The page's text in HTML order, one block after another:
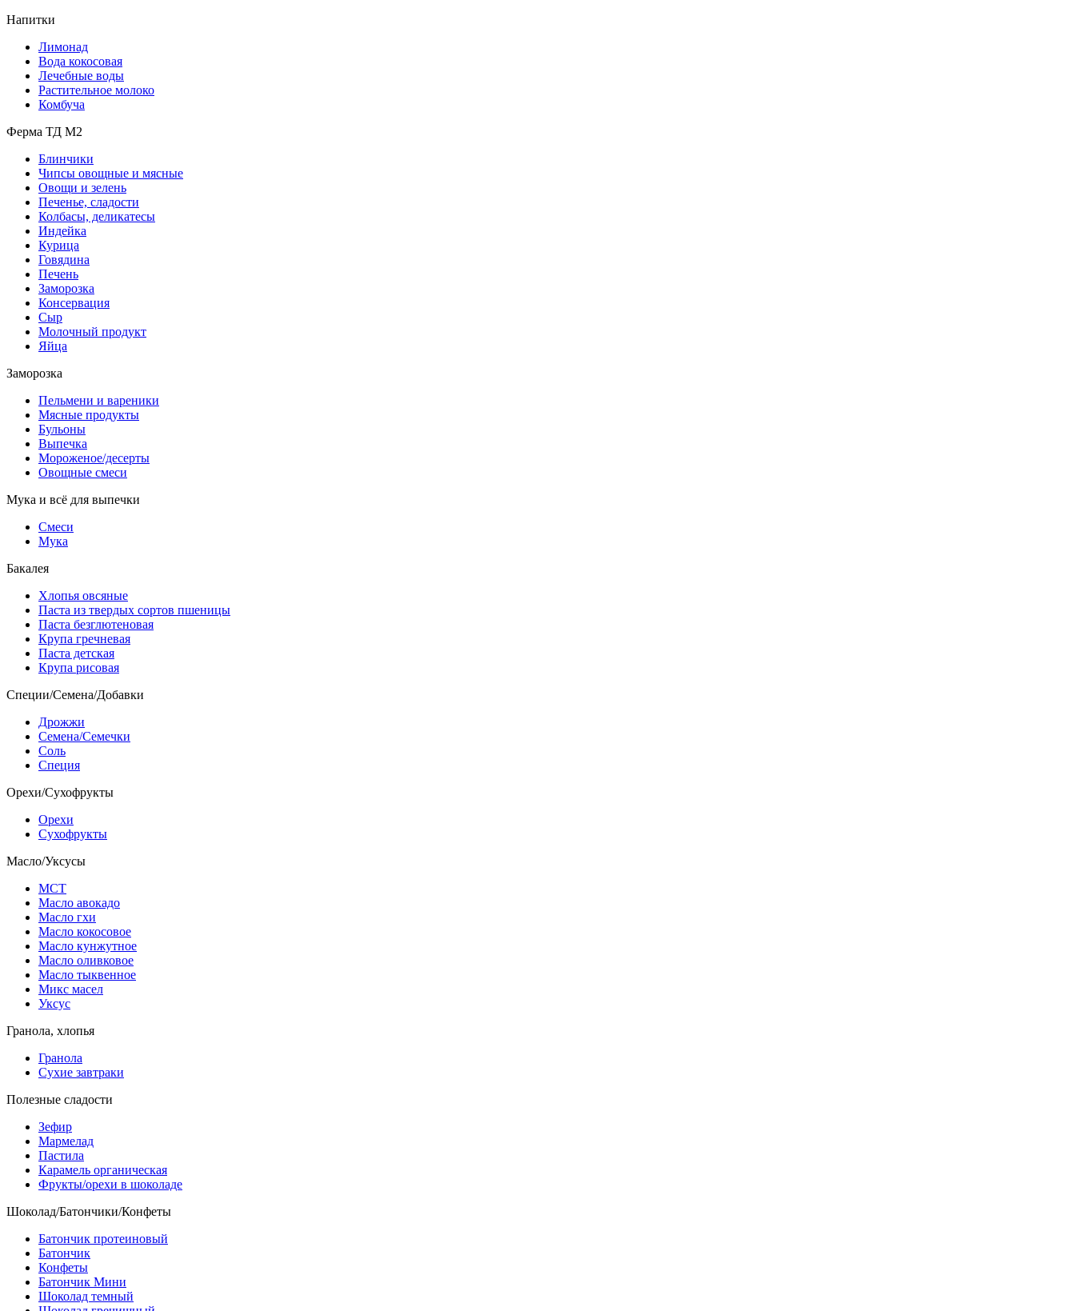
Напитки
Лимонад
Вода кокосовая
Лечебные воды
Растительное молоко
Комбуча
Ферма ТД М2
Блинчики
Чипсы овощные и мясные
Овощи и зелень
Печенье, сладости
Колбасы, деликатесы
Индейка
Курица
Говядина
Печень
Заморозка
Консервация
Сыр
Молочный продукт
Яйца
Заморозка
Пельмени и вареники
Мясные продукты
Бульоны
Выпечка
Мороженое/десерты
Овощные смеси
Мука и всё для выпечки
Смеси
Мука
Бакалея
Хлопья овсяные
Паста из твердых сортов пшеницы
Паста безглютеновая
Крупа гречневая
Паста детская
Крупа рисовая
Специи/Семена/Добавки
Дрожжи
Семена/Семечки
Соль
Специя
Орехи/Сухофрукты
Орехи
Сухофрукты
Масло/Уксусы
МСТ
Масло авокадо
Масло гхи
Масло кокосовое
Масло кунжутное
Масло оливковое
Масло тыквенное
Микс масел
Уксус
Гранола, хлопья
Гранола
Сухие завтраки
Полезные сладости
Зефир
Мармелад
Пастила
Карамель органическая
Фрукты/орехи в шоколаде
Шоколад/Батончики/Конфеты
Батончик протеиновый
Батончик
Конфеты
Батончик Мини
Шоколад темный